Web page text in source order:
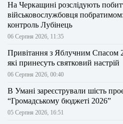
На Черкащині розслідують
військовослужбовця
контроль Лубінець
06 Серпня 2026, 11:35
Привітання з Яблучним Спасом
які принесуть святковий настрій
06 Серпня 2026, 00:40
В Умані зареєстрували шість
“Громадському бюджеті 2026”
05 Серпня 2026, 16:51